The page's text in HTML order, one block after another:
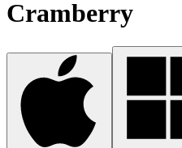
Cramberry